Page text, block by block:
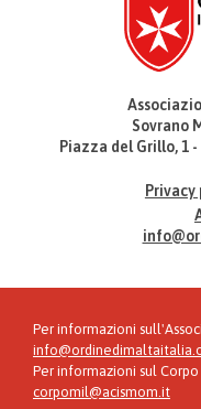
Sovrano
Piazza del Grillo, 1 -
Privacy
Per informazioni
Per informazioni sul
corpomil@acismom.it